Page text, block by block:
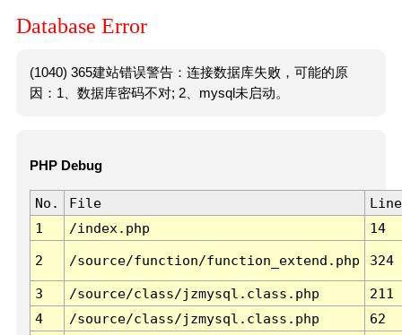
Database Error
(1040) 365建站错误警告：连接数据库失败，可能的原
因：1、数据库密码不对; 2、mysql未启动。
PHP Debug
No. File
Line
1
/index.php 14
2 /source/function/function_extend.php 324
3 /source/class/jzmysql.class.php
211
4
/source/class/jzmysql.class.php
62